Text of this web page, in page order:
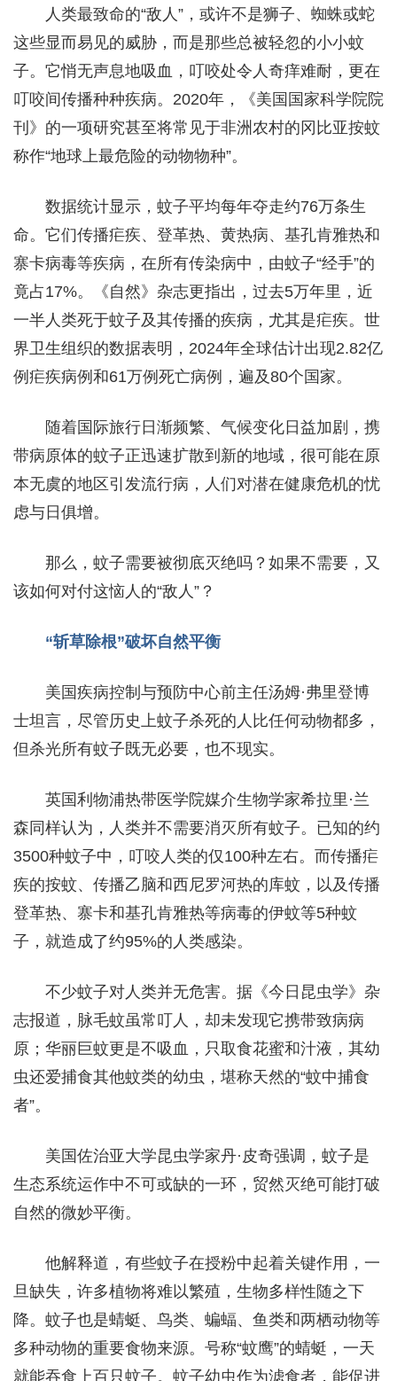
人类最致命的“敌人”，或许不是狮子、蜘蛛或蛇
这些显而易见的威胁，而是那些总被轻忽的小小蚊
子。它悄无声息地吸血，叮咬处令人奇痒难耐，更在
叮咬间传播种种疾病。2020年，《美国国家科学院院
刊》的一项研究甚至将常见于非洲农村的冈比亚按蚊
称作“地球上最危险的动物物种”。
数据统计显示，蚊子平均每年夺走约76万条生
命。它们传播疟疾、登革热、黄热病、基孔肯雅热和
寨卡病毒等疾病，在所有传染病中，由蚊子“经手”的
竟占17%。《自然》杂志更指出，过去5万年里，近
一半人类死于蚊子及其传播的疾病，尤其是疟疾。世
界卫生组织的数据表明，2024年全球估计出现2.82亿
例疟疾病例和61万例死亡病例，遍及80个国家。
随着国际旅行日渐频繁、气候变化日益加剧，携
带病原体的蚊子正迅速扩散到新的地域，很可能在原
本无虞的地区引发流行病，人们对潜在健康危机的忧
虑与日俱增。
那么，蚊子需要被彻底灭绝吗？如果不需要，又
该如何对付这恼人的“敌人”？
“斩草除根”破坏自然平衡
美国疾病控制与预防中心前主任汤姆·弗里登博
士坦言，尽管历史上蚊子杀死的人比任何动物都多，
但杀光所有蚊子既无必要，也不现实。
英国利物浦热带医学院媒介生物学家希拉里·兰
森同样认为，人类并不需要消灭所有蚊子。已知的约
3500种蚊子中，叮咬人类的仅100种左右。而传播疟
疾的按蚊、传播乙脑和西尼罗河热的库蚊，以及传播
登革热、寨卡和基孔肯雅热等病毒的伊蚊等5种蚊
子，就造成了约95%的人类感染。
不少蚊子对人类并无危害。据《今日昆虫学》杂
志报道，脉毛蚊虽常叮人，却未发现它携带致病病
原；华丽巨蚊更是不吸血，只取食花蜜和汁液，其幼
虫还爱捕食其他蚊类的幼虫，堪称天然的“蚊中捕食
者”。
美国佐治亚大学昆虫学家丹·皮奇强调，蚊子是
生态系统运作中不可或缺的一环，贸然灭绝可能打破
自然的微妙平衡。
他解释道，有些蚊子在授粉中起着关键作用，一
旦缺失，许多植物将难以繁殖，生物多样性随之下
降。蚊子也是蜻蜓、鸟类、蝙蝠、鱼类和两栖动物等
多种动物的重要食物来源。号称“蚊鹰”的蜻蜓，一天
就能吞食上百只蚊子。蚊子幼虫作为滤食者，能促进